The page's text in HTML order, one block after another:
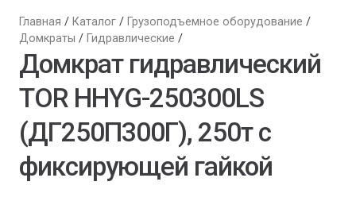
Главная / Каталог / Грузоподъемное оборудование /
Домкраты / Гидравлические /
Домкрат гидравлический
TOR HHYG-250300LS
(ДГ250П300Г), 250т с
фиксирующей гайкой